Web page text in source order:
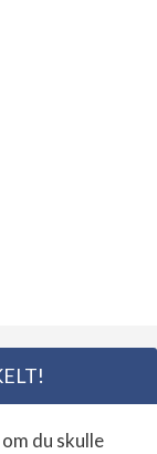
du skulle